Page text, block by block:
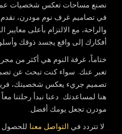
نصنع مساحات تعكس شخصيات
فيتصاميم غرف نوم مودرن،
والراحة، مع الالتزام بأعلى
أفكارك إلى واقع يجسد ذوقك
ختاماً، غرفة النوم هي أكثر من
تعبر عنك. سواء كنت تبحث عن
تصميم جريء يعكس شخصيتك،
هنا لمساعدتك. دعنا نبدأ رحلتنا
مودرن تجعل يومك أفضل.
لا تتردد في التواصل معنا للحصول